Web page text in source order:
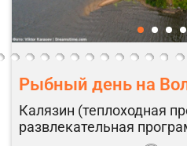
Рыбный день на
Калязин (теплоходная
развлекательная